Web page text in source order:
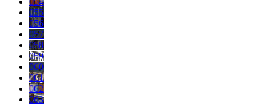
055
056
057
058
059
060
061
062
063